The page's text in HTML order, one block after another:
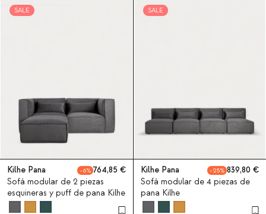
SALE
Kilhe Pana 6
764,85
Sofá modular de 2 piezas
esquineras y puff de pana Kilhe
SALE
Kilhe Pana 25
839,80
Sofá modular de 4 piezas de
pana Kilhe